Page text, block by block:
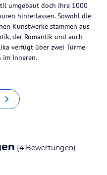
umgebaut doch ihre 1000
hinterlassen. Sowohl die
Kunstwerke stammen aus
der Romantik und auch
verfügt über zwei Türme
im Inneren.
(4 Bewertungen)